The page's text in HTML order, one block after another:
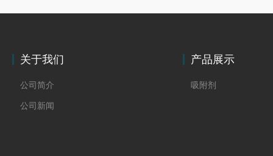
关于我们
公司简介
公司新闻
产品展示
吸附剂